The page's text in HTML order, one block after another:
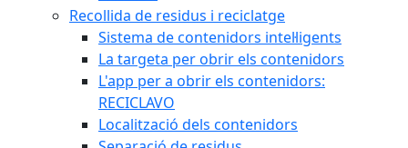
Recollida de residus i reciclatge
Sistema de contenidors intel·ligents
La targeta per obrir els contenidors
L'app per a obrir els contenidors:
RECICLAVO
Localització dels contenidors